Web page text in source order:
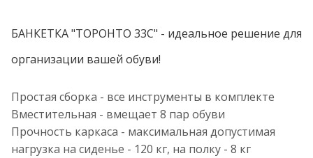
БАНКЕТКА "ТОРОНТО 33С" - идеальное решение для
организации вашей обуви!
Простая сборка - все инструменты в комплекте
Вместительная - вмещает 8 пар обуви
Прочность каркаса - максимальная допустимая
нагрузка на сиденье - 120 кг, на полку - 8 кг